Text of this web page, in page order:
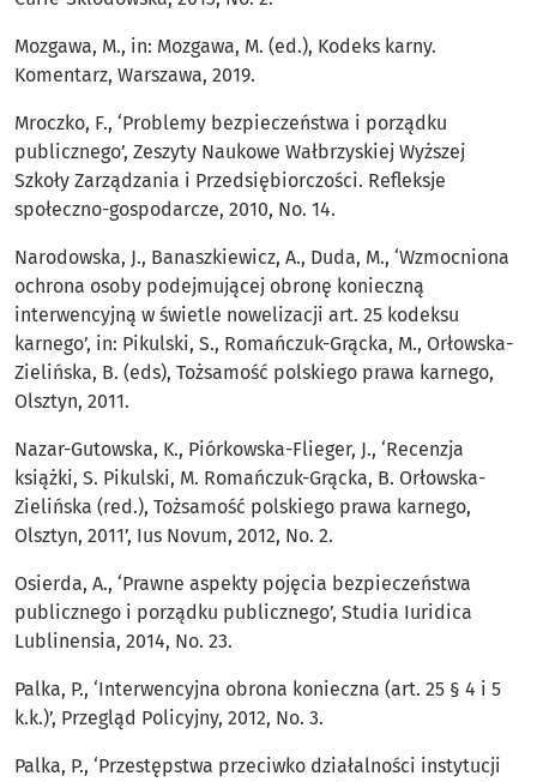
Mozgawa, M., in: Mozgawa, M. (ed.), Kodeks karny.
Komentarz, Warszawa, 2019.
Mroczko, F., ‘Problemy bezpieczeństwa i porządku
publicznego’, Zeszyty Naukowe Wałbrzyskiej Wyższej
Szkoły Zarządzania i Przedsiębiorczości. Refleksje
społeczno-gospodarcze, 2010, No. 14.
Narodowska, J., Banaszkiewicz, A., Duda, M., ‘Wzmocniona
ochrona osoby podejmującej obronę konieczną
interwencyjną w świetle nowelizacji art. 25 kodeksu
karnego’, in: Pikulski, S., Romańczuk-Grącka, M., Orłowska-
Zielińska, B. (eds), Tożsamość polskiego prawa karnego,
Olsztyn, 2011.
Nazar-Gutowska, K., Piórkowska-Flieger, J., ‘Recenzja
książki, S. Pikulski, M. Romańczuk-Grącka, B. Orłowska-
Zielińska (red.), Tożsamość polskiego prawa karnego,
Olsztyn, 2011’, Ius Novum, 2012, No. 2.
Osierda, A., ‘Prawne aspekty pojęcia bezpieczeństwa
publicznego i porządku publicznego’, Studia Iuridica
Lublinensia, 2014, No. 23.
Palka, P., ‘Interwencyjna obrona konieczna (art. 25 § 4 i 5
k.k.)’, Przegląd Policyjny, 2012, No. 3.
Palka, P., ‘Przestępstwa przeciwko działalności instytucji